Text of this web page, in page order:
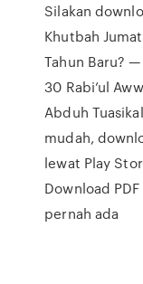
Silakan
Khutbah
Tahun Baru?
30 Rabi’ul
Abduh
mudah,
lewat Play
Download
pernah ada